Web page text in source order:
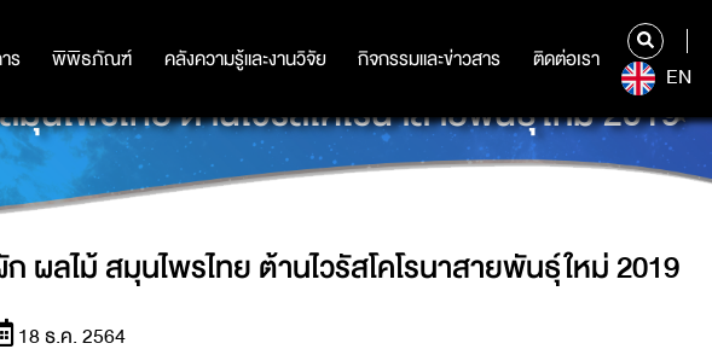
ร พิพิธภัณฑ์ คลังความรู้และงานวิจัย กิจกรรมและข่าวสาร ติดต่อเรา
ร พิพิธภัณฑ์ คลังความรู้และงานวิจัย กิจกรรมและข่าวสาร ติดต่อเรา
EN
นไพรไทย ต้านไวรัสโคโรนาสายพันธุ์ใหม่ 2019
ผลไม้ สมุนไพรไทย ต้านไวรัสโคโรนาสายพันธุ์ใหม่ 2019
18 ธ.ค. 2564